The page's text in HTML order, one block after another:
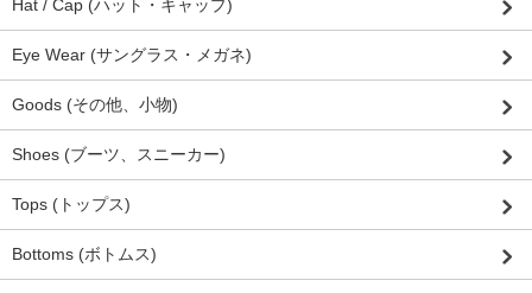
Hat / Cap (ハット・キャップ)
Eye Wear (サングラス・メガネ)
Goods (その他、小物)
Shoes (ブーツ、スニーカー)
Tops (トップス)
Bottoms (ボトムス)